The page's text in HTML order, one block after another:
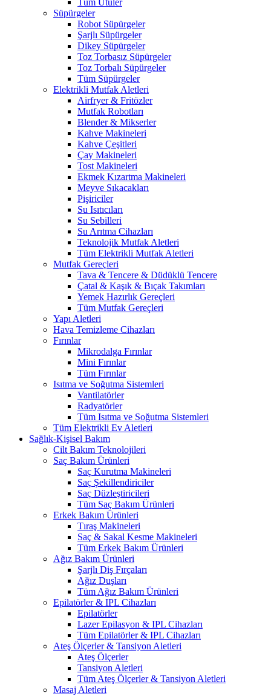
Tüm Ütüler
Süpürgeler
Robot Süpürgeler
Şarjlı Süpürgeler
Dikey Süpürgeler
Toz Torbasız Süpürgeler
Toz Torbalı Süpürgeler
Tüm Süpürgeler
Elektrikli Mutfak Aletleri
Airfryer & Fritözler
Mutfak Robotları
Blender & Mikserler
Kahve Makineleri
Kahve Çeşitleri
Çay Makineleri
Tost Makineleri
Ekmek Kızartma Makineleri
Meyve Sıkacakları
Pişiriciler
Su Isıtıcıları
Su Sebilleri
Su Arıtma Cihazları
Teknolojik Mutfak Aletleri
Tüm Elektrikli Mutfak Aletleri
Mutfak Gereçleri
Tava & Tencere & Düdüklü Tencere
Çatal & Kaşık & Bıçak Takımları
Yemek Hazırlık Gereçleri
Tüm Mutfak Gereçleri
Yapı Aletleri
Hava Temizleme Cihazları
Fırınlar
Mikrodalga Fırınlar
Mini Fırınlar
Tüm Fırınlar
Isıtma ve Soğutma Sistemleri
Vantilatörler
Radyatörler
Tüm Isıtma ve Soğutma Sistemleri
Tüm Elektrikli Ev Aletleri
Sağlık-Kişisel Bakım
Cilt Bakım Teknolojileri
Saç Bakım Ürünleri
Saç Kurutma Makineleri
Saç Şekillendiriciler
Saç Düzleştiricileri
Tüm Saç Bakım Ürünleri
Erkek Bakım Ürünleri
Tıraş Makineleri
Saç & Sakal Kesme Makineleri
Tüm Erkek Bakım Ürünleri
Ağız Bakım Ürünleri
Şarjlı Diş Fırçaları
Ağız Duşları
Tüm Ağız Bakım Ürünleri
Epilatörler & IPL Cihazları
Epilatörler
Lazer Epilasyon & IPL Cihazları
Tüm Epilatörler & IPL Cihazları
Ateş Ölçerler & Tansiyon Aletleri
Ateş Ölçerler
Tansiyon Aletleri
Tüm Ateş Ölçerler & Tansiyon Aletleri
Masaj Aletleri